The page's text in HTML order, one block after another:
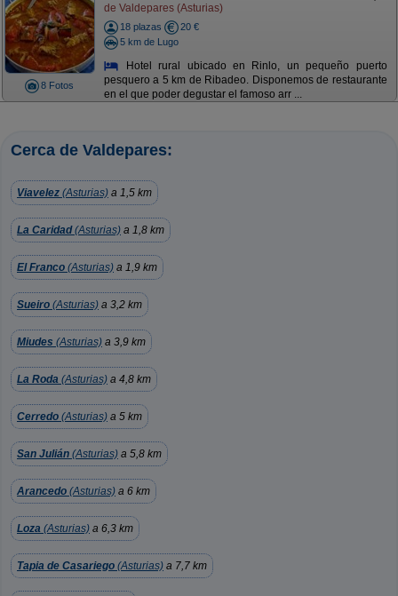
8 Fotos
de Valdepares (Asturias)
18 plazas
20 €
5 km de Lugo
Hotel rural ubicado en Rinlo, un pequeño puerto
pesquero a 5 km de Ribadeo. Disponemos de restaurante
en el que poder degustar el famoso arr ...
Cerca de Valdepares:
Viavelez (Asturias) a 1,5 km
La Caridad(Asturias) a 1,8 km
El Franco (Asturias) a 1,9 km
Sueiro (Asturias) a 3,2 km
Miudes (Asturias) a 3,9 km
La Roda (Asturias) a 4,8 km
Cerredo (Asturias) a 5 km
San Julián (Asturias) a 5,8 km
Arancedo (Asturias) a 6 km
Loza (Asturias) a 6,3 km
Tapia de Casariego (Asturias) a 7,7 km